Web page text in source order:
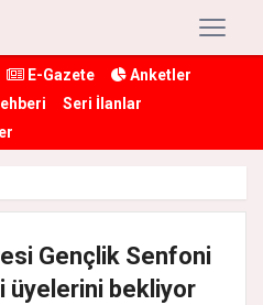
E-Gazete
Anketler
Seri İlanlar
Gençlik Senfoni
üyelerini bekliyor